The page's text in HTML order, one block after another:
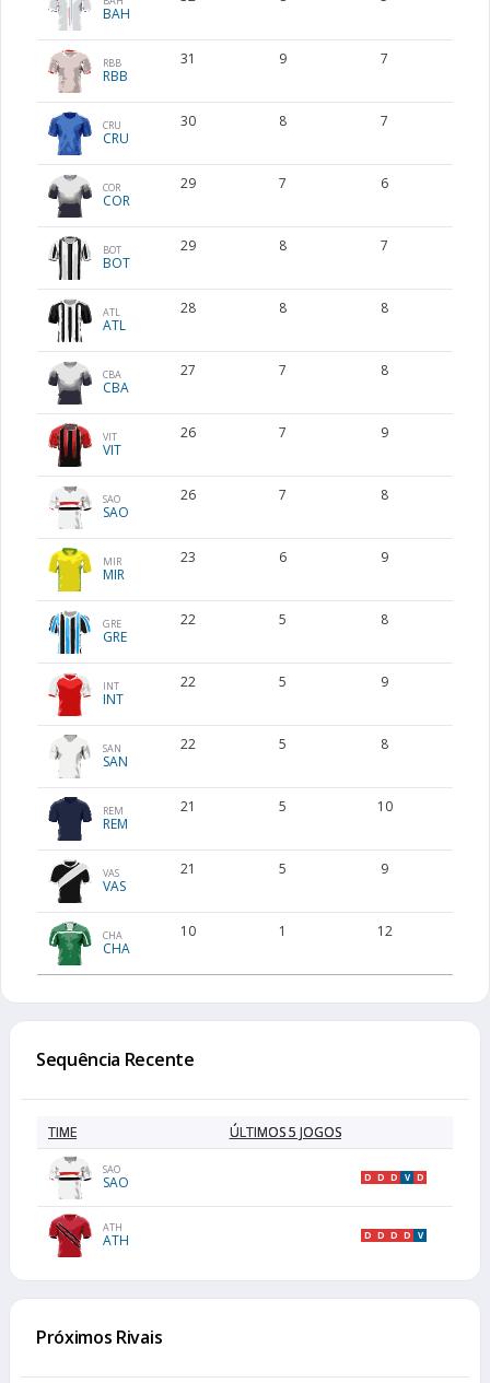
BAH
RBB
RBB
31 9 7
CRU
CRU
30 8 7
COR
COR
29 7 6
BOT
BOT
29 8 7
ATL
ATL
28 8 8
CBA
CBA
27 7 8
VIT
VIT
26 7 9
SAO
SAO
26 7 8
MIR
MIR
23 6 9
GRE
GRE
22 5 8
INT
INT
22 5 9
SAN
SAN
22 5 8
REM
REM
21 5 10
VAS
VAS
21 5 9
CHA
CHA
10 1 12
Sequência Recente
TIME ÚLTIMOS 5 JOGOS
SAO
SAO D D D V D
ATH
ATH D D D D V
Próximos Rivais